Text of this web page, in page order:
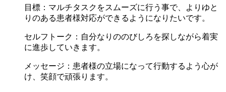
目標： マルチタスクをスムーズに行う事で、よりゆと
りのある患者様対応ができるようになりたいです。
セルフトーク： 自分なりののびしろを探しながら着実
に進歩していきます。
メッセージ： 患者様の立場になって行動するよう心が
け、笑顔で頑張ります。